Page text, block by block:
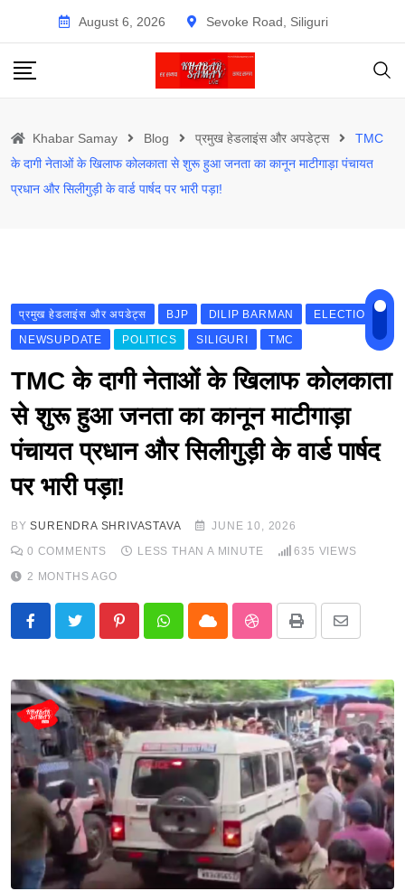
content
August 6, 2026 Sevoke Road, Siliguri
Khabar Samay Blog प्रमुख हेडलाइंस और अपडेट्स
TMC
के दागी नेताओं के खिलाफ कोलकाता से शुरू हुआ जनता का कानून माटीगाड़ा पंचायत
प्रधान और सिलीगुड़ी के वार्ड पार्षद पर भारी पड़ा!
प्रमुख हेडलाइंस और अपडेट्स BJP DILIP BARMAN
ELECTION
NEWSUPDATE
POLITICS SILIGURI TMC
TMC के दागी नेताओं के खिलाफ कोलकाता
से शुरू हुआ जनता का कानून माटीगाड़ा
पंचायत प्रधान और सिलीगुड़ी के वार्ड पार्षद
पर भारी पड़ा!
BYSURENDRA SHRIVASTAVA
JUNE 10, 2026
0 COMMENTS LESS THAN A MINUTE 635 VIEWS
2 MONTHS AGO
PinterestWhatsappCloud StumbleUpon
Print
Share
Email